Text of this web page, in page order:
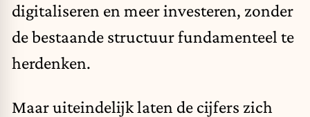
digitaliseren en meer investeren, zonder
de bestaande structuur fundamenteel te
herdenken.
Maar uiteindelijk laten de cijfers zich